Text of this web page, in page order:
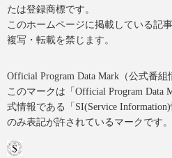
たは登録商標です。
このホームページに掲載している記
複写・転載を禁じます。
Official Program Data Mark（公式番組
このマークは「Official Program Data
式情報である「SI(Service
のみ表記が許されているマークです。